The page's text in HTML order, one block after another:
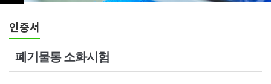
인증서
폐기물통 소화시험